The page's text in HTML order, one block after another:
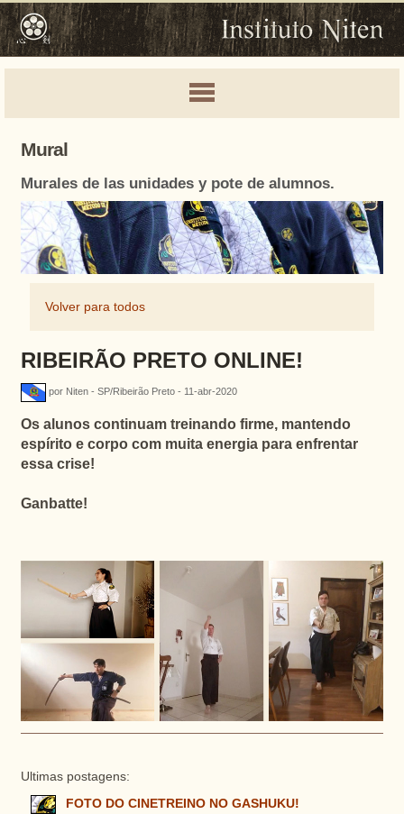
Mural
Murales de las unidades y pote de alumnos.
Volver para todos
RIBEIRÃO PRETO ONLINE!
por Niten - SP/Ribeirão Preto - 11-abr-2020
Os alunos continuam treinando firme, mantendo
espírito e corpo com muita energia para enfrentar
essa crise!
Ganbatte!
Ultimas postagens:
FOTO DO CINETREINO NO GASHUKU!